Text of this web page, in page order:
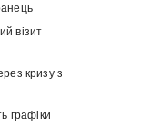
візит
кризу з
графіки